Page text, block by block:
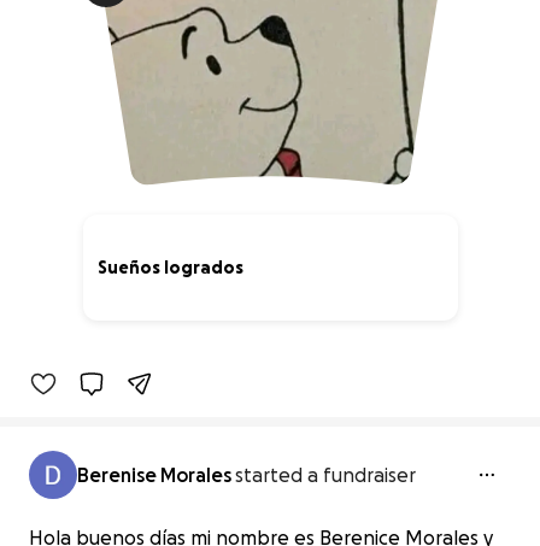
Sueños logrados
Berenise Moralesstarted a fundraiser
Hola buenos días mi nombre es Berenice Morales y